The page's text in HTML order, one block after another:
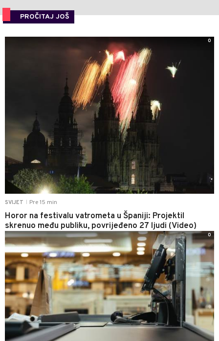
PROČITAJ JOŠ
SVIJET Pre 15 min
Horor na festivalu vatrometa u Španiji: Projektil
skrenuo među publiku, povrijeđeno 27 ljudi (Video)
0
0